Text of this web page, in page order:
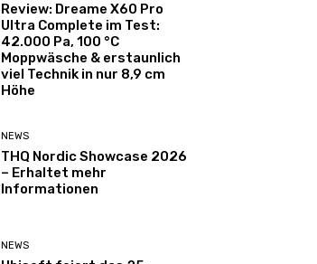
Review: Dreame X60 Pro
Ultra Complete im Test:
42.000 Pa, 100 °C
Moppwäsche & erstaunlich
viel Technik in nur 8,9 cm
Höhe
NEWS
THQ Nordic Showcase 2026
– Erhaltet mehr
Informationen
NEWS